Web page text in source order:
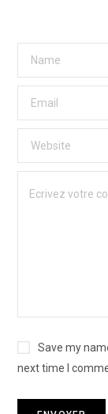
Save my
next time I